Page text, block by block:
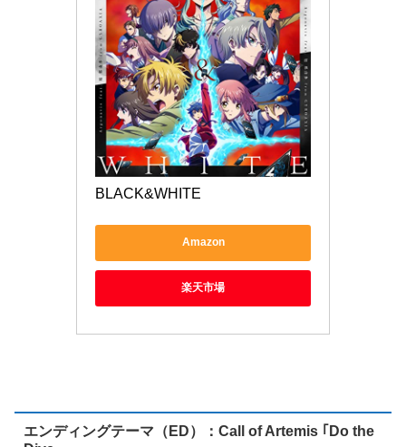
BLACK&WHITE
Amazon
楽天市場
エンディングテーマ（ED）：Call of Artemis ｢Do the